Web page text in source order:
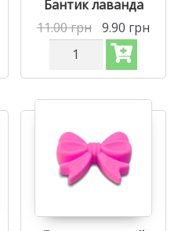
Бантик лаванда
11.00грн 9.90 грн
Количество
Силиконовая
бусинка,
для
зубов
Бантик
Лаванда